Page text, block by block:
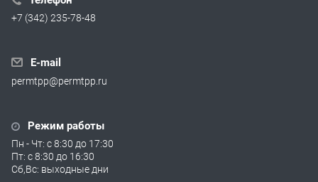
+7 (342) 235-78-48
E-mail
permtpp@permtpp.ru
Режим работы
Пн - Чт: с 8:30 до 17:30
Пт: с 8:30 до 16:30
Сб,Вс: выходные дни